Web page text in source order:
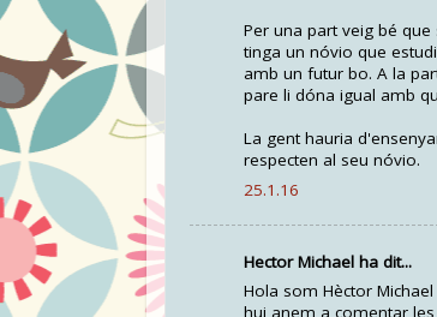
Per una part veig bé
tinga un nóvio que
amb un futur bo. A la
pare li dóna igual amb
La gent hauria
respecten al seu nóvio.
25.1.16
Hector Michael ha dit...
Hola som Hèctor
hui anem a comentar